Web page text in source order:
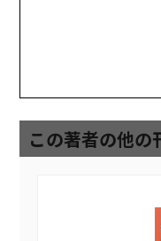
この著者の他の